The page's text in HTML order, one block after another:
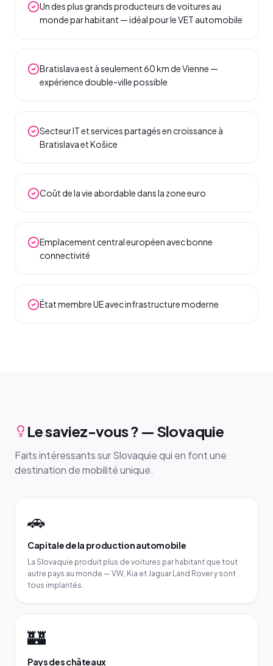
Un des plus grands producteurs de voitures au
monde par habitant — idéal pour le VET automobile
Bratislava est à seulement 60 km de Vienne —
expérience double-ville possible
Secteur IT et services partagés en croissance à
Bratislava et Košice
Coût de la vie abordable dans la zone euro
Emplacement central européen avec bonne
connectivité
État membre UE avec infrastructure moderne
Le saviez-vous ? — Slovaquie
Faits intéressants sur Slovaquie qui en font une
destination de mobilité unique.
🚗
Capitale de la production automobile
La Slovaquie produit plus de voitures par habitant que tout
autre pays au monde — VW, Kia et Jaguar Land Rover y sont
tous implantés.
🏰
Pays des châteaux